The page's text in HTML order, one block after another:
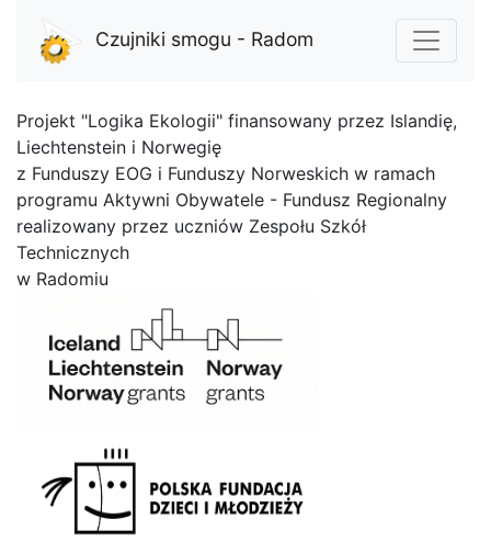
Czujniki smogu - Radom
Projekt "Logika Ekologii" finansowany przez Islandię,
Liechtenstein i Norwegię
z Funduszy EOG i Funduszy Norweskich w ramach
programu Aktywni Obywatele - Fundusz Regionalny
realizowany przez uczniów Zespołu Szkół
Technicznych
w Radomiu